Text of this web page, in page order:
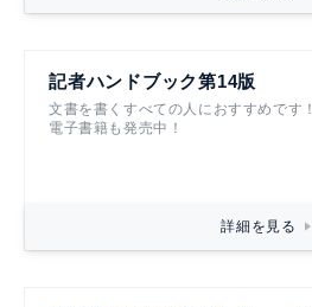
記者ハンドブック第14版
文書を書くすべての人におすすめです！
電子書籍も発売中！
詳細を見る